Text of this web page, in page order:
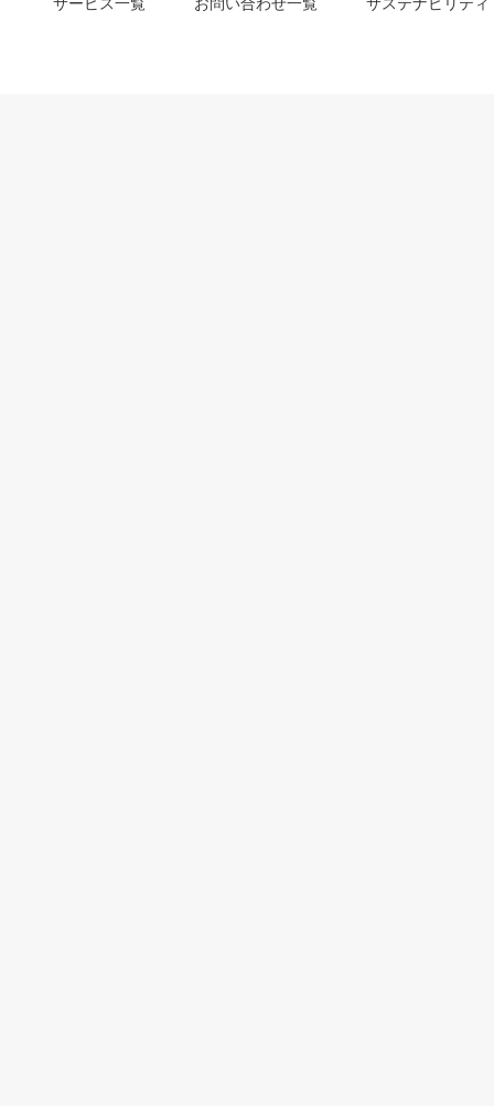
サービス一覧 お問い合わせ一覧 サステナビリティ